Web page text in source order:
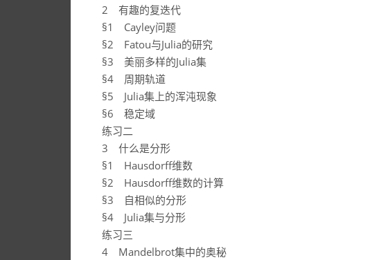
2 有趣的复迭代
§1 Cayley问题
§2 Fatou与Julia的研究
§3 美丽多样的Julia集
§4 周期轨道
§5 Julia集上的浑沌现象
§6 稳定域
练习二
3 什么是分形
§1 Hausdorff维数
§2 Hausdorff维数的计算
§3 自相似的分形
§4 Julia集与分形
练习三
4 Mandelbrot集中的奥秘